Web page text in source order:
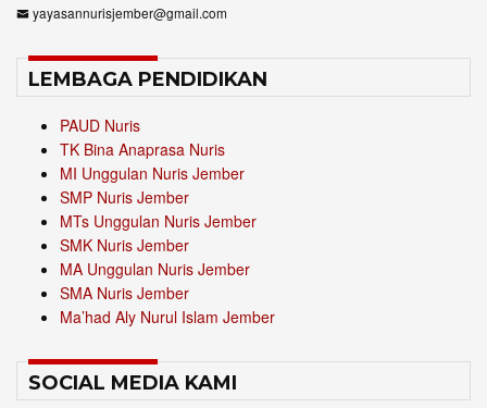
yayasannurisjember@gmail.com
LEMBAGA PENDIDIKAN
PAUD Nuris
TK Bina Anaprasa Nuris
MI Unggulan Nuris Jember
SMP Nuris Jember
MTs Unggulan Nuris Jember
SMK Nuris Jember
MA Unggulan Nuris Jember
SMA Nuris Jember
Ma’had Aly Nurul Islam Jember
SOCIAL MEDIA KAMI